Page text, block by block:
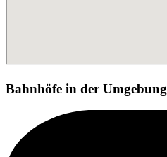
Bahnhöfe in der Umgebung